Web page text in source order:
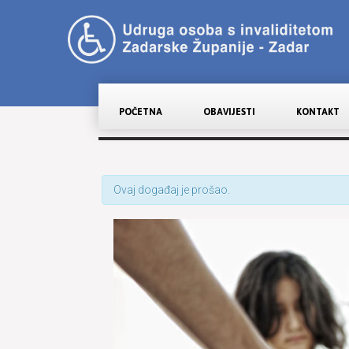
POČETNA OBAVIJESTI KONTAKT
Ovaj događaj je prošao.